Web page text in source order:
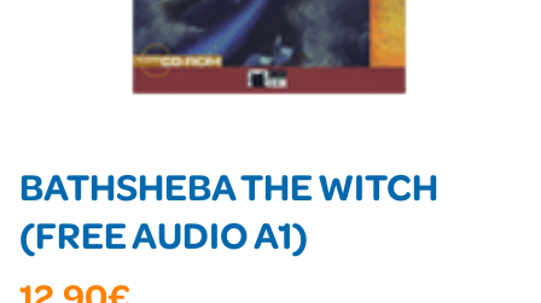
BATHSHEBA THE WITCH
(FREE AUDIO A1)